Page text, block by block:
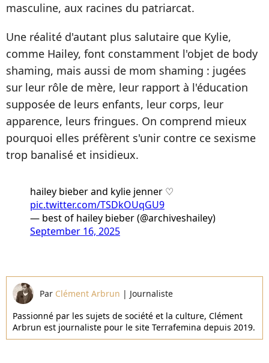
masculine, aux racines du patriarcat.
Une réalité d'autant plus salutaire que Kylie,
comme Hailey, font constamment l'objet de body
shaming, mais aussi de mom shaming : jugées
sur leur rôle de mère, leur rapport à l'éducation
supposée de leurs enfants, leur corps, leur
apparence, leurs fringues. On comprend mieux
pourquoi elles préfèrent s'unir contre ce sexisme
trop banalisé et insidieux.
hailey bieber and kylie jenner ♡
pic.twitter.com/TSDkOUqGU9
— best of hailey bieber (@archiveshailey)
September 16, 2025
Par Clément Arbrun | Journaliste
Passionné par les sujets de société et la culture, Clément
Arbrun est journaliste pour le site Terrafemina depuis 2019.